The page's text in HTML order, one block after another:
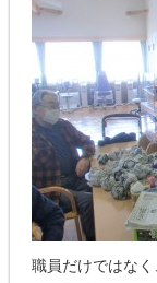
職員だけではな